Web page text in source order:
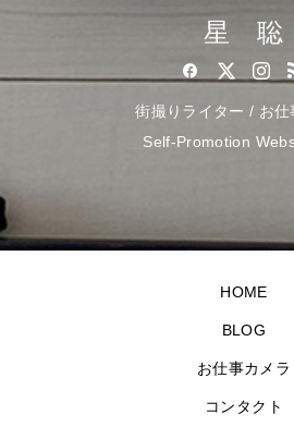
星 聡
街撮りライター / お仕
Self-Promotion
HOME
BLOG
お仕事カメラ
コンタクト